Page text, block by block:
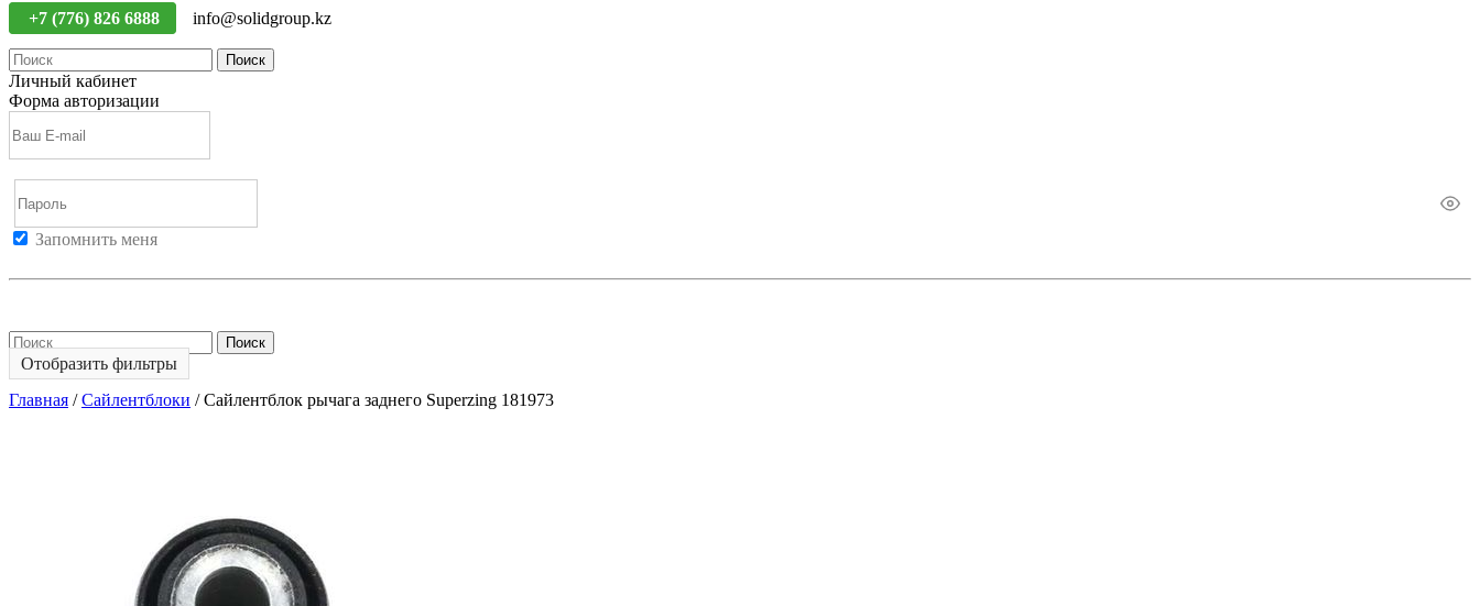
+7 (776) 826 6888 info@solidgroup.kz
Поиск
Личный кабинет
Форма авторизации
Запомнить меня
Поиск
Отобразить фильтры
Главная / Сайлентблоки / Сайлентблок рычага заднего Superzing 181973